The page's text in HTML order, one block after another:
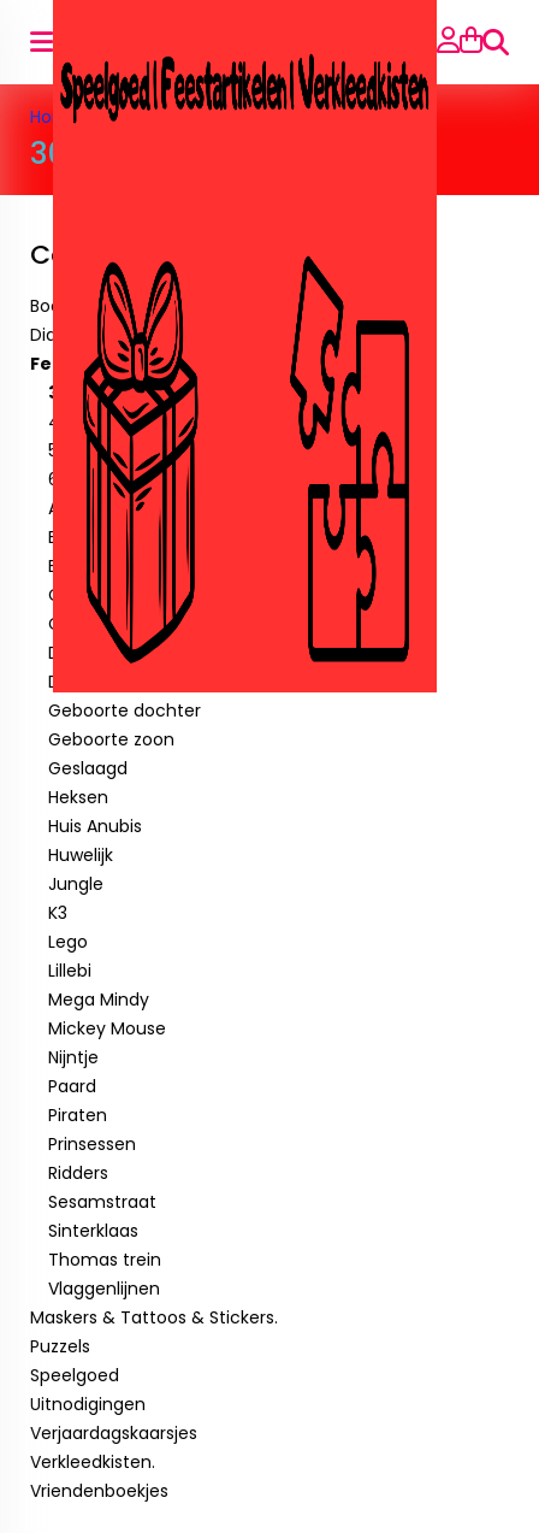
Home >Feestartikelen>30 Jaar
30 Jaar
Categorieën
Boeken
Diamant paintingen.
Feestartikelen
30 Jaar
40 jaar
50 jaar
60 jaar
Amika
Ballonnen
Blauwe piraat
Cars
Clown
Diverse feestartikelen
Donald Duck
Geboorte dochter
Geboorte zoon
Geslaagd
Heksen
Huis Anubis
Huwelijk
Jungle
K3
Lego
Lillebi
Mega Mindy
Mickey Mouse
Nijntje
Paard
Piraten
Prinsessen
Ridders
Sesamstraat
Sinterklaas
Thomas trein
Vlaggenlijnen
Maskers & Tattoos & Stickers.
Puzzels
Speelgoed
Uitnodigingen
Verjaardagskaarsjes
Verkleedkisten.
Vriendenboekjes